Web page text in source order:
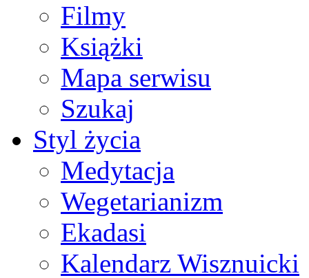
Filmy
Książki
Mapa serwisu
Szukaj
Styl życia
Medytacja
Wegetarianizm
Ekadasi
Kalendarz Wisznuicki